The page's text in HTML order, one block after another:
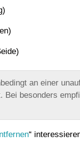
an einer
besonders
“